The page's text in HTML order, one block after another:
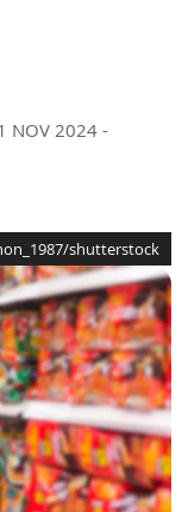
NOV 2024 -
shutterstock